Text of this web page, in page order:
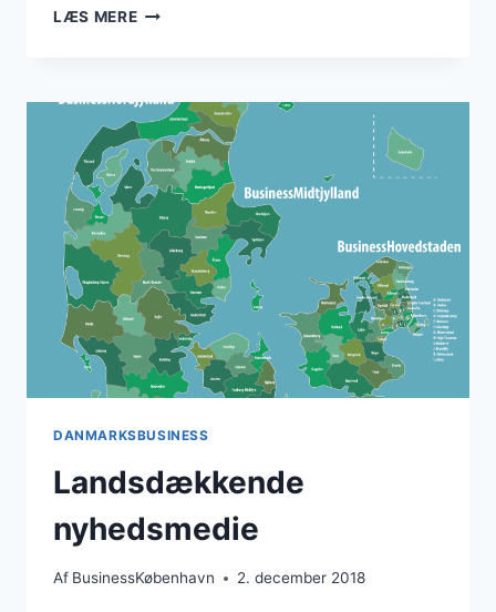
LÆS MEREFORRETNINGSPLANEN
DANMARKSBUSINESS
Landsdækkende
nyhedsmedie
Af BusinessKøbenhavn 2. december 2018